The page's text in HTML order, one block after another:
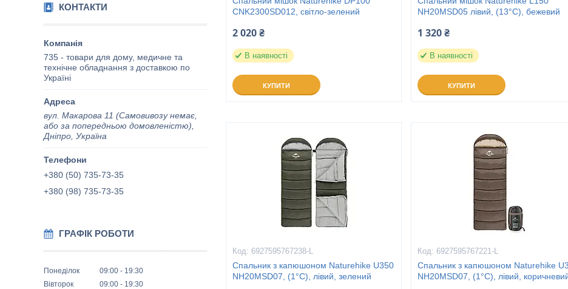
КОНТАКТИ
735 - товари для дому, медичне та
технічне обладнання з доставкою по
Україні
вул. Макарова 11 (Самовивозу немає,
або за попередньою домовленістю),
Дніпро, Україна
+380 (50) 735-73-35
+380 (98) 735-73-35
ГРАФІК РОБОТИ
Понеділок 09:00
19:30
Вівторок
09:00
19:30
CNK2300SD012, світло-зелений
2 020 ₴
В наявності
КУПИТИ
NH20MSD05 лівий, (13°C), бежевий
1 320 ₴
В наявності
КУПИТИ
6927595767238-L
Спальник з капюшоном Naturehike U350
NH20MSD07, (1°C), лівий, зелений
6927595767221-L
Спальник з капюшоном Naturehike
NH20MSD07, (1°C), лівий,